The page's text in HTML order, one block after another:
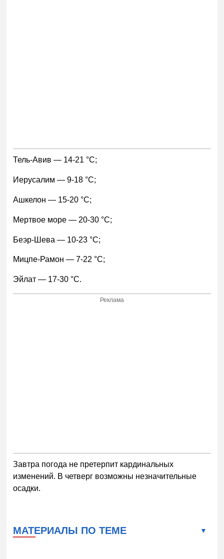
Тель-Авив — 14-21 °С;
Иерусалим — 9-18 °С;
Ашкелон — 15-20 °С;
Мертвое море — 20-30 °С;
Беэр-Шева — 10-23 °С;
Мицпе-Рамон — 7-22 °С;
Эйлат — 17-30 °С.
Реклама
Завтра погода не претерпит кардинальных
изменений. В четверг возможны незначительные
осадки.
МАТЕРИАЛЫ ПО ТЕМЕ